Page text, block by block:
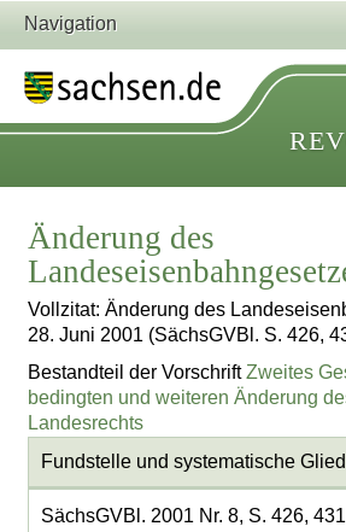
Navigation
Änderung des
Vollzitat: Änderung des
28. Juni 2001 (SächsGVBl. S. 426,
Bestandteil der VorschriftZweites
bedingten und weiteren Änderung
Landesrechts
Fundstelle und systematische
SächsGVBl. 2001 Nr. 8, S. 426, 431